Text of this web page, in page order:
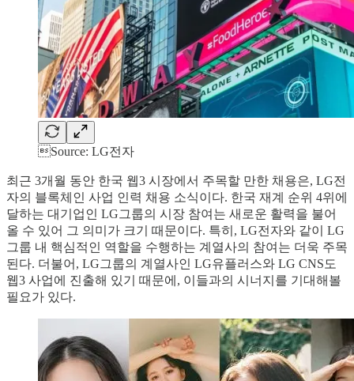
Source: LG전자
최근 3개월 동안 한국 웹3 시장에서 주목할 만한 채용은, LG전
자의 블록체인 사업 인력 채용 소식이다. 한국 재계 순위 4위에
달하는 대기업인 LG그룹의 시장 참여는 새로운 활력을 불어
올 수 있어 그 의미가 크기 때문이다. 특히, LG전자와 같이 LG
그룹 내 핵심적인 역할을 수행하는 계열사의 참여는 더욱 주목
된다. 더불어, LG그룹의 계열사인 LG유플러스와 LG CNS도
웹3 사업에 진출해 있기 때문에, 이들과의 시너지를 기대해볼
필요가 있다.